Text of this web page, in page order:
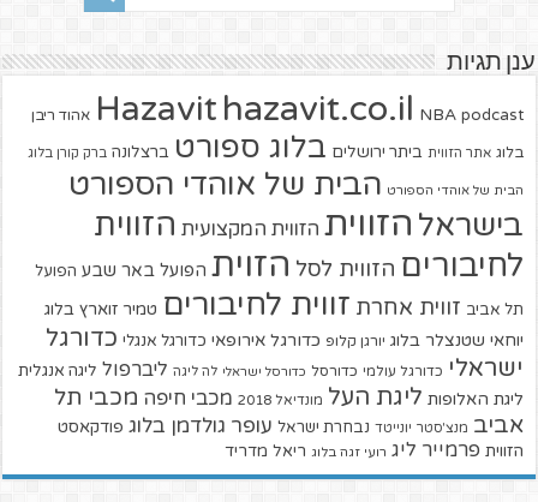
ענן תגיות
Hazavit hazavit.co.il NBA podcast אהוד ריבן
בלוג אתר הזווית ביתר ירושלים בלוג ספורט ברצלונה ברק קורן בלוג
הבית של אוהדי הספורט הבית של אוהדי הספורט
בישראל הזווית הזווית המקצועית הזווית
לחיבורים הזווית לסל הזוית הפועל באר שבע הפועל
תל אביב זווית אחרת זווית לחיבורים טמיר זוארץ בלוג
יוחאי שטנצלר בלוג יורגן קלופ כדורגל אירופאי כדורגל אנגלי כדורגל
ישראלי כדורגל עולמי כדורסל כדורסל ישראלי לה ליגה ליברפול ליגה אנגלית
ליגת האלופות ליגת העל מונדיאל 2018 מכבי חיפה מכבי תל
אביב מנצ'סטר יונייטד נבחרת ישראל עופר גולדמן בלוג פודקאסט
הזווית פרמייר ליג רועי זגה בלוג ריאל מדריד